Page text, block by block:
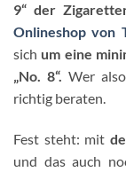
9“ der
Onlineshop von
sich um eine
„No. 8“. Wer also
richtig beraten.
Fest steht: mit
und das auch